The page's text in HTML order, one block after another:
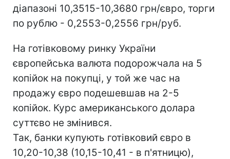
діапазоні 10,3515-10,3680 грн/євро, торги
по рублю - 0,2553-0,2556 грн/руб.
На готівковому ринку України
європейська валюта подорожчала на 5
копійок на покупці, у той же час на
продажу євро подешевшав на 2-5
копійок. Курс американського долара
суттєво не змінився.
Так, банки купують готівковий євро в
10,20-10,38 (10,15-10,41 - в п'ятницю),